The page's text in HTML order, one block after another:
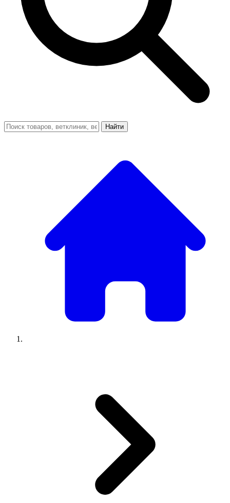
Найти